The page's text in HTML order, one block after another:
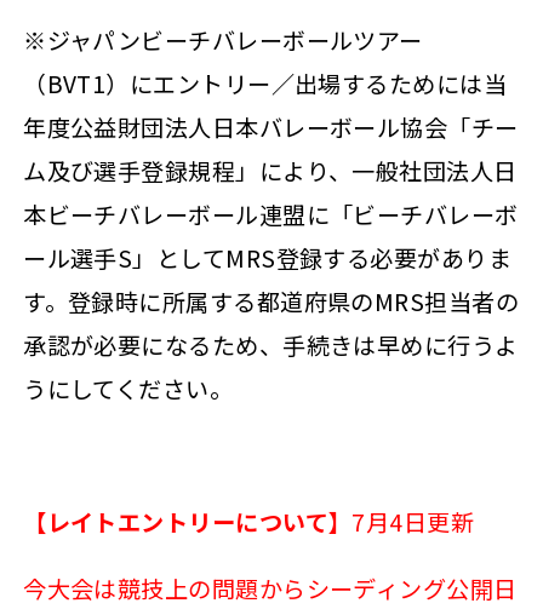
※ジャパンビーチバレーボールツアー
（BVT1）にエントリー／出場するためには当
年度公益財団法人日本バレーボール協会「チー
ム及び選手登録規程」により、一般社団法人日
本ビーチバレーボール連盟に「ビーチバレーボ
ール選手S」としてMRS登録する必要がありま
す。登録時に所属する都道府県のMRS担当者の
承認が必要になるため、手続きは早めに行うよ
うにしてください。
【レイトエントリーについて】 7月4日更新
今大会は競技上の問題からシーディング公開日